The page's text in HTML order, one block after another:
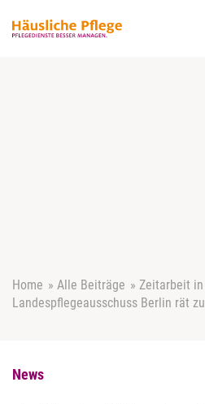
Home » Alle Beiträge » Zeitarbeit
Landespflegeausschuss Berlin rät
News